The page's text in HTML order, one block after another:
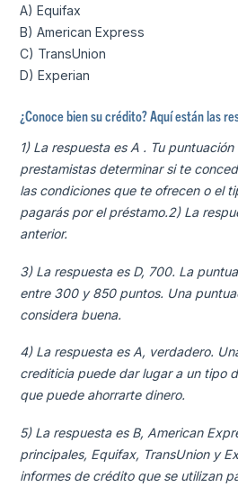
A) Equifax
B) American Express
C) TransUnion
D) Experian
¿Conoce bien su crédito? Aquí están las
1) La respuesta es A . Tu
prestamistas determinar si te
las condiciones que te ofrecen o el
pagarás por el préstamo.2) La
anterior.
3) La respuesta es D, 700. La
entre 300 y 850 puntos. Una
considera buena.
4) La respuesta es A, verdadero.
crediticia puede dar lugar a un tipo
que puede ahorrarte dinero.
5) La respuesta es B, American
principales, Equifax, TransUnion y
informes de crédito que se utilizan